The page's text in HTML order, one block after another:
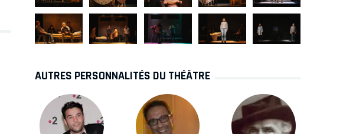
AUTRES PERSONNALITÉS DU THÉÂTRE